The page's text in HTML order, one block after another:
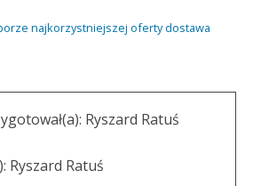
najkorzystniejszej oferty dostawa
Ryszard Ratuś
Ryszard Ratuś